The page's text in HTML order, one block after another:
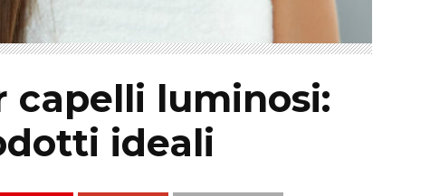
capelli luminosi:
ideali